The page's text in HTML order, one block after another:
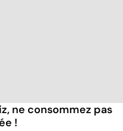
ne consommez pas
!